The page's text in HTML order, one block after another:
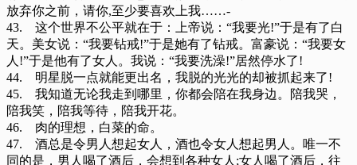
放弃你之前，请你,至少要喜欢上我……-
43. 这个世界不公平就在于：上帝说：“我要光!”于是有了白
天。美女说：“我要钻戒!”于是她有了钻戒。富豪说：“我要女
人!”于是他有了女人。我说：“我要洗澡!”居然停水了!
44. 明星脱一点就能更出名，我脱的光光的却被抓起来了!
45. 我知道无论我走到哪里，你都会陪在我身边。陪我哭，
陪我笑，陪我等待，陪我开花。
46. 肉的理想，白菜的命。
47. 酒总是令男人想起女人，酒也令女人想起男人。唯一不
同的是，男人喝了酒后，会想到各种女人;女人喝了酒后，往